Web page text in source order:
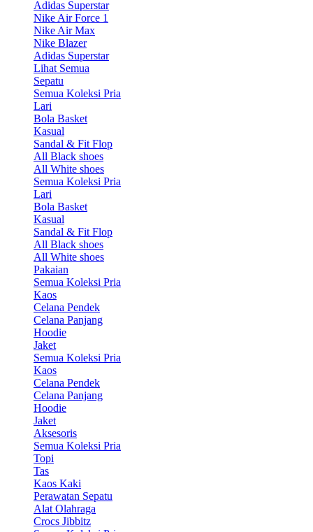
Adidas Superstar
Nike Air Force 1
Nike Air Max
Nike Blazer
Adidas Superstar
Lihat Semua
Sepatu
Semua Koleksi Pria
Lari
Bola Basket
Kasual
Sandal & Fit Flop
All Black shoes
All White shoes
Semua Koleksi Pria
Lari
Bola Basket
Kasual
Sandal & Fit Flop
All Black shoes
All White shoes
Pakaian
Semua Koleksi Pria
Kaos
Celana Pendek
Celana Panjang
Hoodie
Jaket
Semua Koleksi Pria
Kaos
Celana Pendek
Celana Panjang
Hoodie
Jaket
Aksesoris
Semua Koleksi Pria
Topi
Tas
Kaos Kaki
Perawatan Sepatu
Alat Olahraga
Crocs Jibbitz